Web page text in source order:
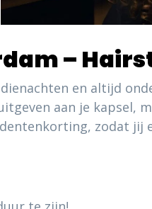
–
en altijd
aan je kapsel,
zodat